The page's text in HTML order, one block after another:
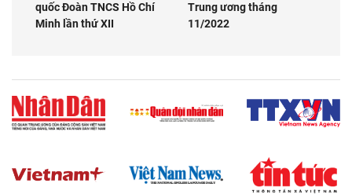
quốc Đoàn TNCS Hồ Chí
Minh lần thứ XII
Trung ương tháng
11/2022